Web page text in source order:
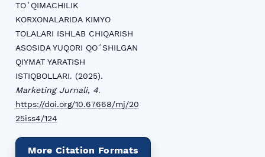
TOʻQIMACHILIK
KORXONALARIDA KIMYO
TOLALARI ISHLAB CHIQARISH
ASOSIDA YUQORI QOʻSHILGAN
QIYMAT YARATISH
ISTIQBOLLARI. (2025).
Marketing Jurnali, 4.
https://doi.org/10.67668/mj/20
25iss4/124
More Citation Formats